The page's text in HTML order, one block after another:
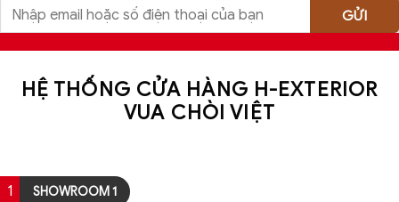
HỆ THỐNG CỬA HÀNG H-EXTERIOR
VUA CHÒI VIỆT
1 SHOWROOM 1